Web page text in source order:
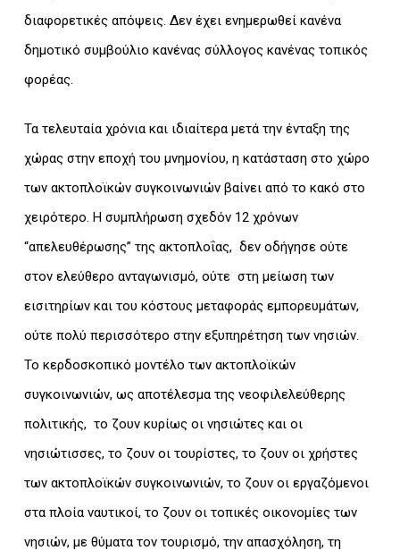
διαφορετικές απόψεις. Δεν έχει ενημερωθεί κανένα
δημοτικό συμβούλιο κανένας σύλλογος κανένας τοπικός
φορέας.
Τα τελευταία χρόνια και ιδιαίτερα μετά την ένταξη της
χώρας στην εποχή του μνημονίου, η κατάσταση στο χώρο
των ακτοπλοϊκών συγκοινωνιών βαίνει από το κακό στο
χειρότερο. Η συμπλήρωση σχεδόν 12 χρόνων
“απελευθέρωσης” της ακτοπλοΐας, δεν οδήγησε ούτε
στον ελεύθερο ανταγωνισμό, ούτε στη μείωση των
εισιτηρίων και του κόστους μεταφοράς εμπορευμάτων,
ούτε πολύ περισσότερο στην εξυπηρέτηση των νησιών.
Το κερδοσκοπικό μοντέλο των ακτοπλοϊκών
συγκοινωνιών, ως αποτέλεσμα της νεοφιλελεύθερης
πολιτικής, το ζουν κυρίως οι νησιώτες και οι
νησιώτισσες, το ζουν οι τουρίστες, το ζουν οι χρήστες
των ακτοπλοϊκών συγκοινωνιών, το ζουν οι εργαζόμενοι
στα πλοία ναυτικοί, το ζουν οι τοπικές οικονομίες των
νησιών, με θύματα τον τουρισμό, την απασχόληση, τη